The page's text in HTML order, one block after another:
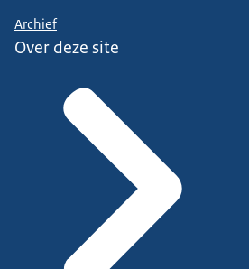
Archief
Over deze site